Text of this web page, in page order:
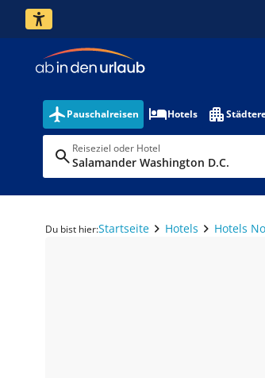
Pauschalreisen Hotels
Reiseziel oder Hotel
Salamander Washington D.C.
Du bist hier:Startseite Hotels Hotels